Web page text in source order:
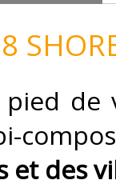
de
et des